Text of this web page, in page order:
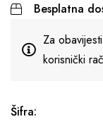
Besplatna
Za
korisnički
Šifra: